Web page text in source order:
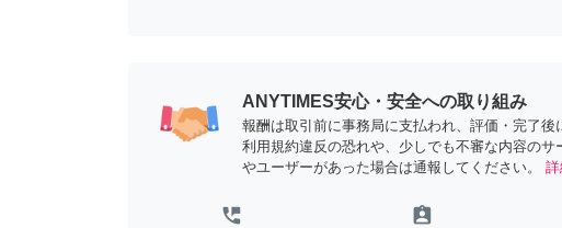
ANYTIMES安心・安全への取り組み
報酬は取引前に事務局に支払われ、評価・完了後
利用規約違反の恐れや、少しでも不審な内容のサ
やユーザーがあった場合は通報してください。
perm_phone_msg assignment_ind